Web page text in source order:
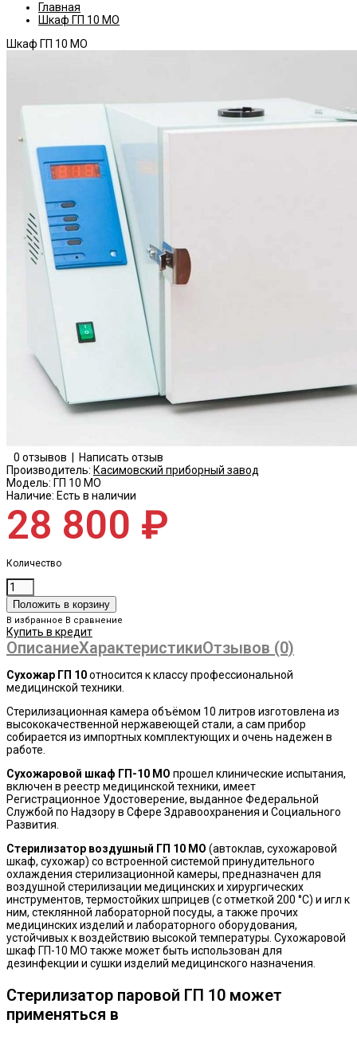
Главная
Шкаф ГП 10 МО
Шкаф ГП 10 МО
0 отзывов
Написать отзыв
Производитель: Касимовский приборный завод
Модель: ГП 10 МО
Наличие: Есть в наличии
28 800 ₽
Количество
В избранное В сравнение
Купить в кредит
ОписаниеХарактеристикиОтзывов (0)
Сухожар ГП 10относится к классу профессиональной
медицинской техники.
Стерилизационная камера объёмом 10 литров изготовлена из
высококачественной нержавеющей стали, а сам прибор
собирается из импортных комплектующих и очень надежен в
работе.
Сухожаровой шкаф ГП-10 МО прошел клинические испытания,
включен в реестр медицинской техники, имеет
Регистрационное Удостоверение, выданное Федеральной
Службой по Надзору в Сфере Здравоохранения и Социального
Развития.
Стерилизатор воздушный ГП 10 МО (автоклав, сухожаровой
шкаф, сухожар) со встроенной системой принудительного
охлаждения стерилизационной камеры, предназначен для
воздушной стерилизации медицинских и хирургических
инструментов, термостойких шприцев (с отметкой 200 °C) и игл к
ним, стеклянной лабораторной посуды, а также прочих
медицинских изделий и лабораторного оборудования,
устойчивых к воздействию высокой температуры. Сухожаровой
шкаф ГП-10 МО также может быть использован для
дезинфекции и сушки изделий медицинского назначения.
Стерилизатор паровой ГП 10 может
применяться в